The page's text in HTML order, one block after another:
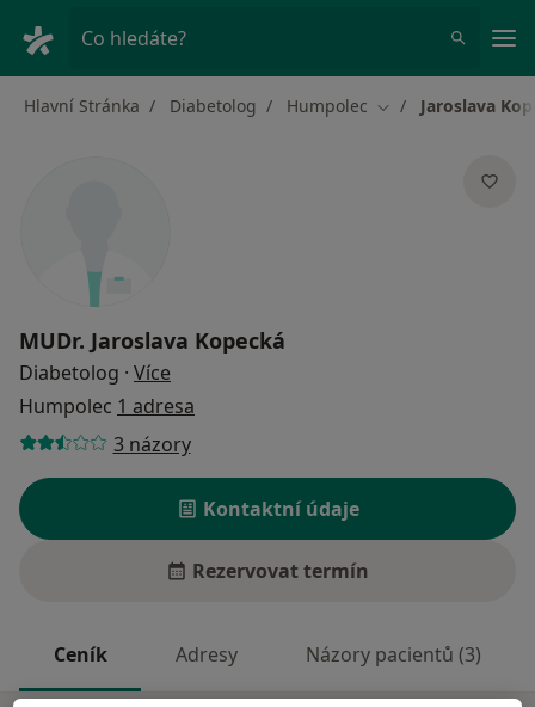
Co hledáte?
Hlavní Stránka Diabetolog Humpolec Změna města
Jaroslava
MUDr. Jaroslava Kopecká
Diabetolog · Více
Humpolec 1 adresa
3 názory
Kontaktní údaje
Rezervovat termín
Ceník Adresy Názory pacientů (3)